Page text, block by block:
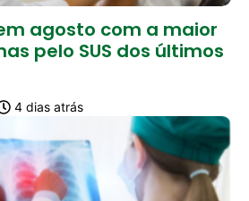
agosto com a maior
pelo SUS dos últimos
4 dias atrás